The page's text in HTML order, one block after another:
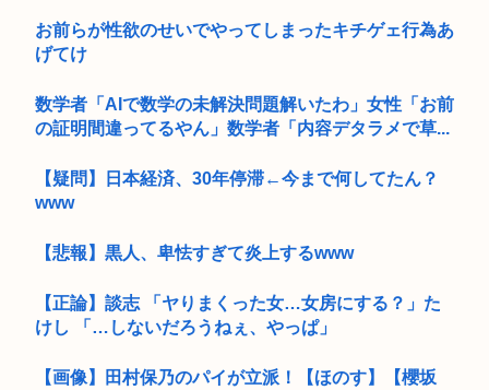
お前らが性欲のせいでやってしまったキチゲェ行為あ
げてけ
数学者「AIで数学の未解決問題解いたわ」女性「お前
の証明間違ってるやん」数学者「内容デタラメで草...
【疑問】日本経済、30年停滞←今まで何してたん？
www
【悲報】黒人、卑怯すぎて炎上するwww
【正論】談志 「ヤりまくった女…女房にする？」た
けし 「…しないだろうねぇ、やっぱ」
【画像】田村保乃のパイが立派！【ほのす】【櫻坂